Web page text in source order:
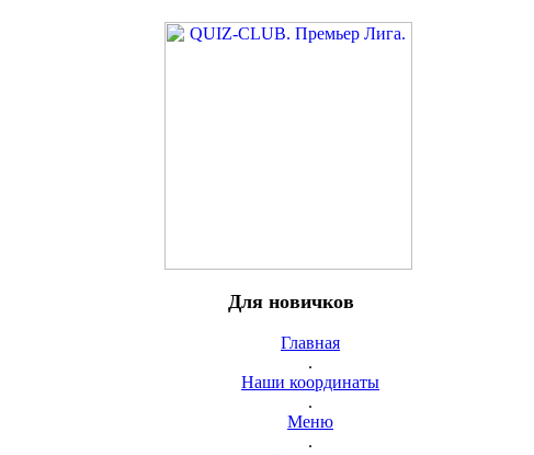
Для новичков
Главная
.
Наши координаты
.
Меню
.